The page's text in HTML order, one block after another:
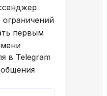
ограничений
первым
в Telegram